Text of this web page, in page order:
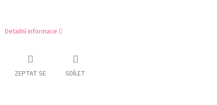
Detailní informace
ZEPTAT SE SDÍLET